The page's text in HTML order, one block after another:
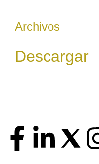
Archivos
Descargar